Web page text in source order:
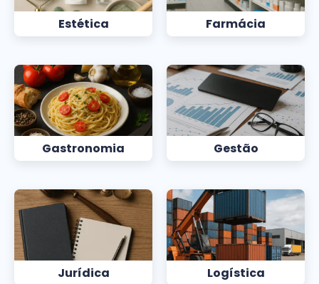
Estética Farmácia
Gastronomia Gestão
Jurídica Logística